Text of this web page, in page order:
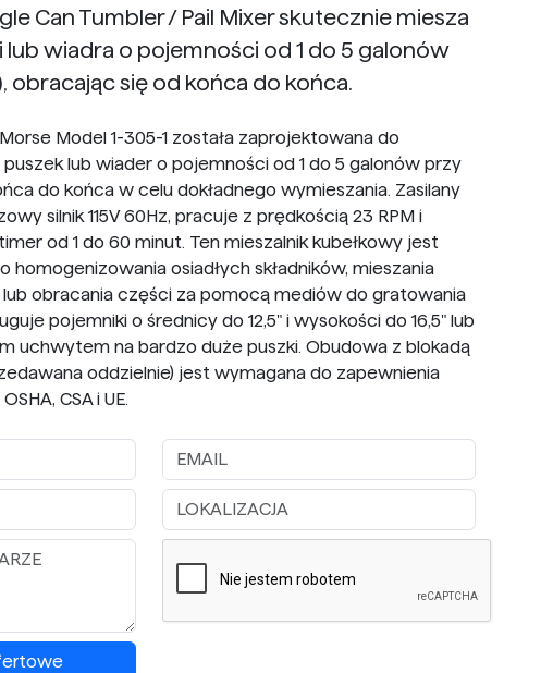
Can Tumbler / Pail Mixer skutecznie miesza
wiadra o pojemności od 1 do 5 galonów
obracając się od końca do końca.
Model 1-305-1 została zaprojektowana do
lub wiader o pojemności od 1 do 5 galonów przy
do końca w celu dokładnego wymieszania. Zasilany
silnik 115V 60Hz, pracuje z prędkością 23 RPM i
od 1 do 60 minut. Ten mieszalnik kubełkowy jest
homogenizowania osiadłych składników, mieszania
obracania części za pomocą mediów do gratowania
pojemniki o średnicy do 12,5" i wysokości do 16,5" lub
uchwytem na bardzo duże puszki. Obudowa z blokadą
oddzielnie) jest wymagana do zapewnienia
CSA i UE.